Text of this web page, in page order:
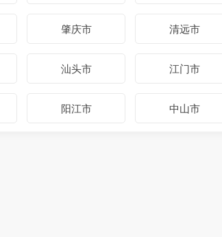
肇庆市 清远市
汕头市 江门市
阳江市 中山市